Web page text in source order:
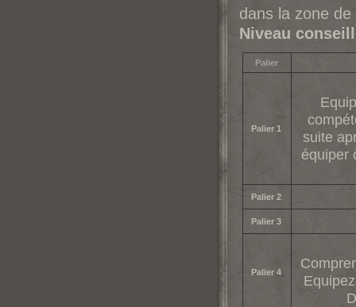
dans la zone
Niveau
Palier
Palier 1
suite
équiper
Palier 2
Palier 3
Palier 4